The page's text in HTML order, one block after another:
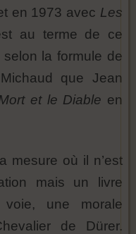
en 1973 avec Les
au terme de ce
la formule de
que Jean
et le Diable en
mesure où il n’est
mais un livre
une morale
de Dürer.